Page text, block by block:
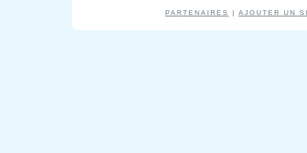
PARTENAIRES | AJOUTER UN